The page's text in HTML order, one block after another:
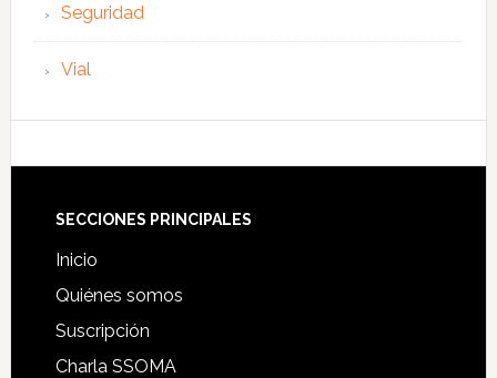
Seguridad
Vial
Footer
SECCIONES PRINCIPALES
Inicio
Quiénes somos
Suscripción
Charla SSOMA